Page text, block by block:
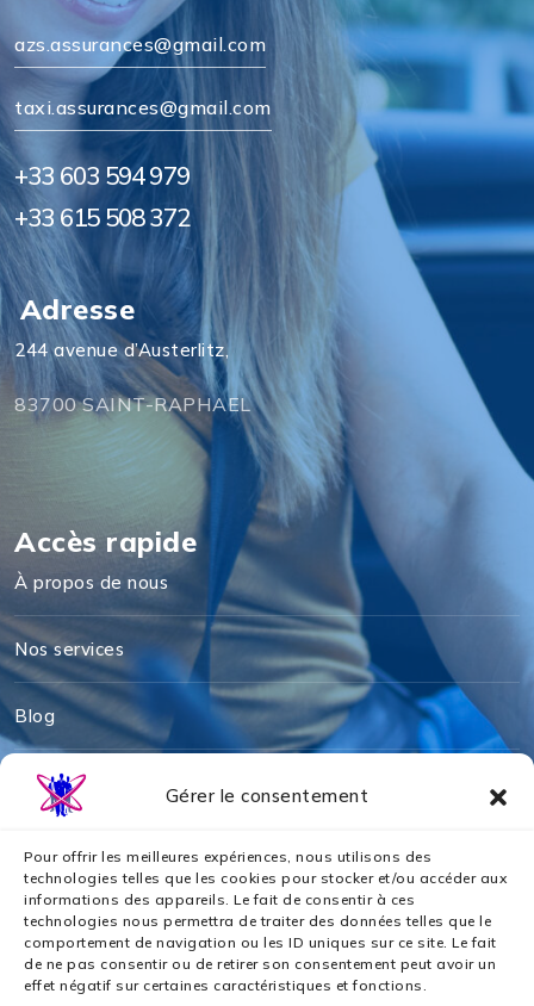
Gérer le consentement
Pour offrir les meilleures expériences, nous utilisons des
technologies telles que les cookies pour stocker et/ou accéder aux
informations des appareils. Le fait de consentir à ces
technologies nous permettra de traiter des données telles que le
comportement de navigation ou les ID uniques sur ce site. Le fait
de ne pas consentir ou de retirer son consentement peut avoir un
effet négatif sur certaines caractéristiques et fonctions.
azs.assurances@gmail.com
taxi.assurances@gmail.com
+33 603 594 979
+33 615 508 372
Adresse
244 avenue d’Austerlitz,
83700 SAINT-RAPHAEL
Accès rapide
À propos de nous
Nos services
Blog
Mentions légales
Politique de cookies
Politique de confidentialité
Nos partenaires